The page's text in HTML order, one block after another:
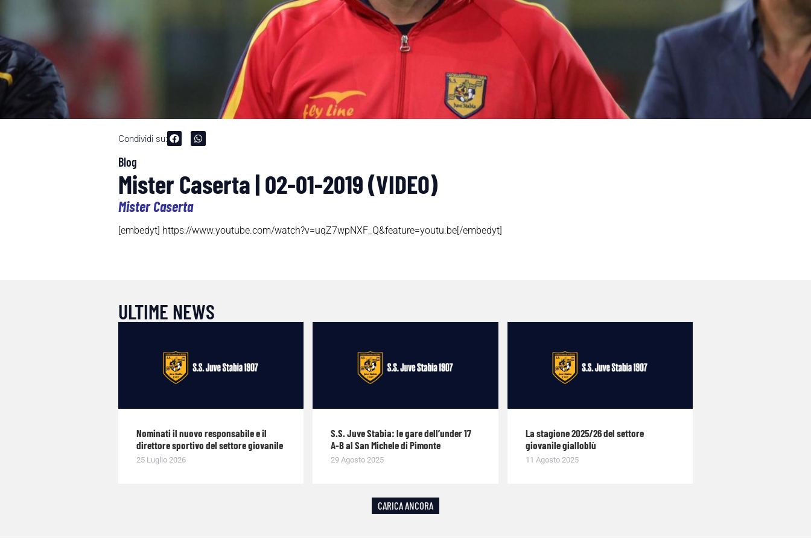
Condividi su:
Blog
Mister Caserta | 02-01-2019 (VIDEO)
Mister Caserta
[embedyt] https://www.youtube.com/watch?v=uqZ7wpNXF_Q&feature=youtu.be[/embedyt]
ULTIME NEWS
Nominati il nuovo responsabile e il
direttore sportivo del settore giovanile
25 Luglio 2026
S.S. Juve Stabia: le gare dell’under 17
A-B al San Michele di Pimonte
29 Agosto 2025
La stagione 2025/26 del settore
giovanile gialloblù
11 Agosto 2025
CARICA ANCORA